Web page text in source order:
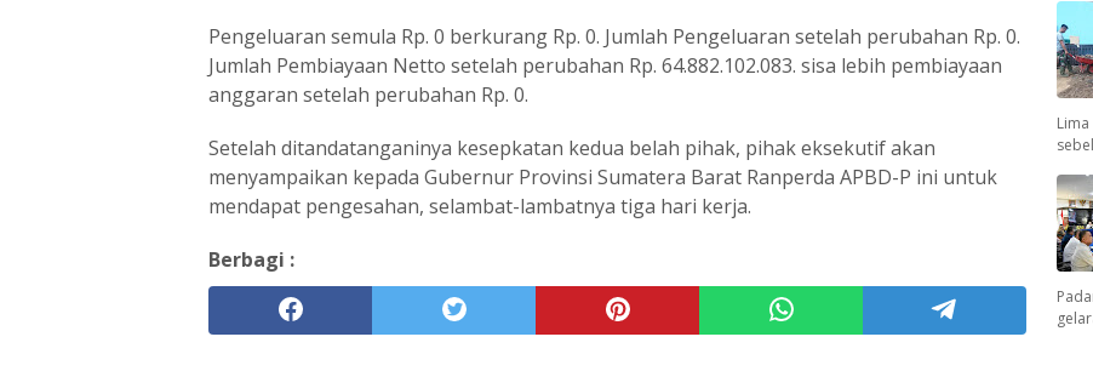
Pengeluaran semula Rp. 0 berkurang Rp. 0. Jumlah Pengeluaran setelah perubahan Rp. 0.
Jumlah Pembiayaan Netto setelah perubahan Rp. 64.882.102.083. sisa lebih pembiayaan
anggaran setelah perubahan Rp. 0.
Setelah ditandatanganinya kesepkatan kedua belah pihak, pihak eksekutif akan
menyampaikan kepada Gubernur Provinsi Sumatera Barat Ranperda APBD-P ini untuk
mendapat pengesahan, selambat-lambatnya tiga hari kerja.
Berbagi :